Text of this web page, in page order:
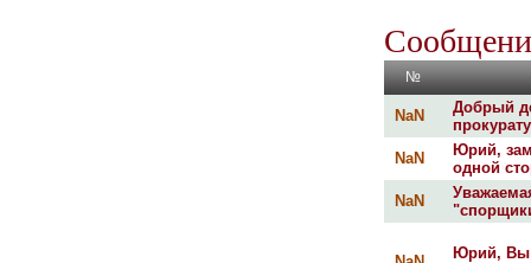
№
NaN
Добрый
NaN
Юрий,
одной
NaN
Юрий, Вы